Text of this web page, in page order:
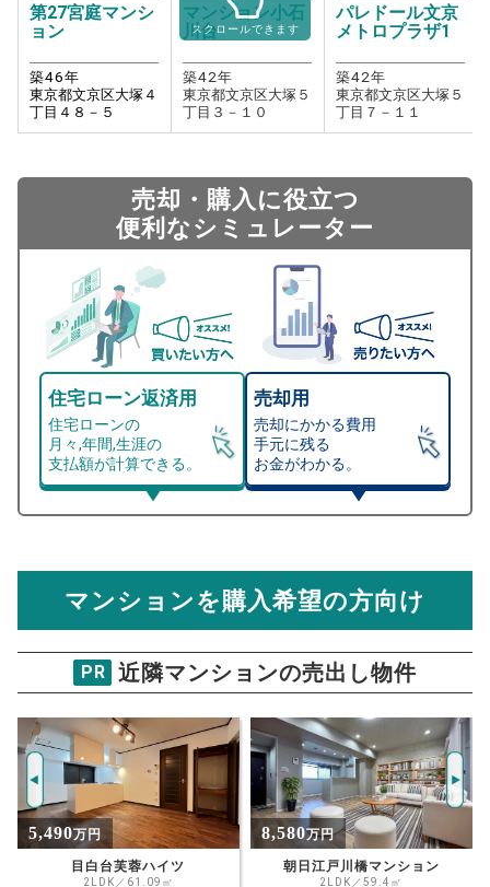
第27宮庭マンシ
ョン
築46年
東京都文京区大塚４
丁目４８－５
マンション小石
川台
築42年
東京都文京区大塚５
丁目３－１０
パレドール文京
メトロプラザ1
築42年
東京都文京区大塚５
丁目７－１１
スクロールできます
売却・購入に役立つ
便利なシミュレーター
住宅ローン返済用
住宅ローンの
月々,年間,生涯の
支払額が計算できる。
売却用
売却にかかる費用
手元に残る
お金がわかる。
総支払額シミュレーション
計算できます。
物件価格
万円
ご希望の
返済期間
年
住宅ローン
金利
%
マンション売却シミュレーター
から売却にかかる諸経費が自動で算出され、手元に残る
金額がわかります。
第27宮庭マンション
試算条件 57㎡・5階
推定売却価格：5703万円
資金計画のために査定額や希望売却価
格を入力して活用するのもおすすめ◎
マンションを購入希望の方向け
PR 近隣マンションの売出し物件
8,580万円
朝日江戸川橋マンション
2LDK／59.4㎡
14,800万円
3LDK／75.20㎡